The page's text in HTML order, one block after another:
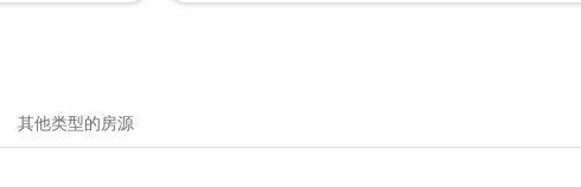
其他类型的房源